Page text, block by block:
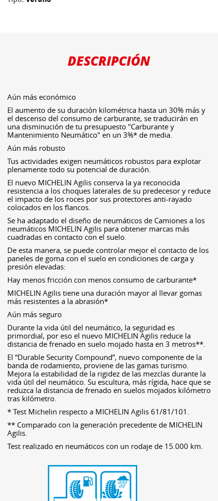
DESCRIPCIÓN
Aún más económico
El aumento de su duración kilométrica hasta un 30% más y
el descenso del consumo de carburante, se traducirán en
una disminución de tu presupuesto "Carburante y
Mantenimiento Neumático" en un 3%* de media.
Aún más robusto
Tus actividades exigen neumáticos robustos para explotar
plenamente todo su potencial de duración.
El nuevo MICHELIN Agilis conserva la ya reconocida
resistencia a los choques laterales de su predecesor y reduce
el impacto de los roces por sus protectores anti-rayado
colocados en los flancos.
Se ha adaptado el diseño de neumáticos de Camiones a los
neumáticos MICHELIN Agilis para obtener marcas más
cuadradas en contacto con el suelo.
De esta manera, se puede controlar mejor el contacto de los
paneles de goma con el suelo en condiciones de carga y
presión elevadas:
Hay menos fricción con menos consumo de carburante*
MICHELIN Agilis tiene una duración mayor al llevar gomas
más resistentes a la abrasión*
Aún más seguro
Durante la vida útil del neumático, la seguridad es
primordial, por eso el nuevo MICHELIN Agilis reduce la
distancia de frenado en suelo mojado hasta en 3 metros**.
El “Durable Security Compound”, nuevo componente de la
banda de rodamiento, proviene de las gamas turismo.
Mejora la estabilidad de la rigidez de las mezclas durante la
vida útil del neumático. Su escultura, más rígida, hace que se
reduzca la distancia de frenado en suelos mojados kilómetro
tras kilómetro.
* Test Michelin respecto a MICHELIN Agilis 61/81/101.
** Comparado con la generación precedente de MICHELIN
Agilis.
Test realizado en neumáticos con un rodaje de 15.000 km.